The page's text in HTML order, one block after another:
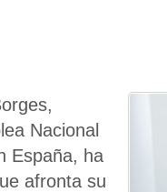
Nacional
España, ha
afronta su